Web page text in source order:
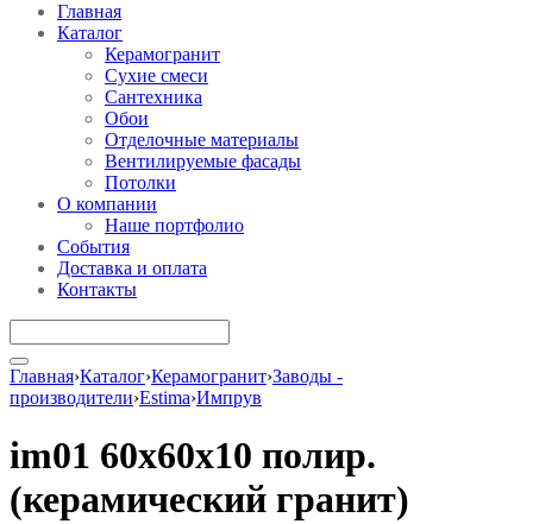
Главная
Каталог
Керамогранит
Сухие смеси
Сантехника
Обои
Отделочные материалы
Вентилируемые фасады
Потолки
О компании
Наше портфолио
События
Доставка и оплата
Контакты
Главная›Каталог›Керамогранит›Заводы -
производители›Estima›Импрув
im01 60x60x10 полир.
(керамический гранит)